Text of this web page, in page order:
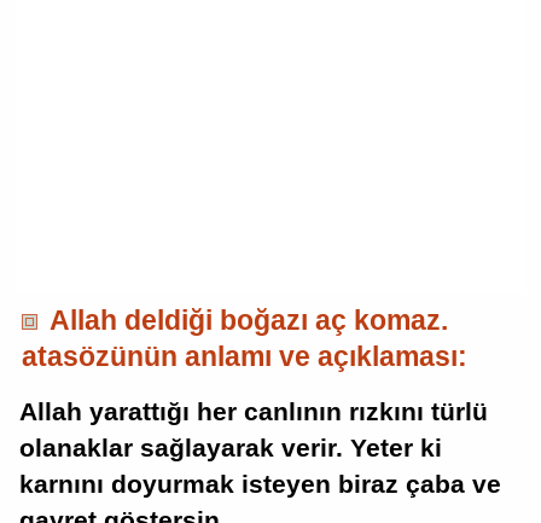
Allah deldiği boğazı aç komaz.
atasözünün anlamı ve açıklaması:
Allah yarattığı her canlının rızkını türlü
olanaklar sağlayarak verir. Yeter ki
karnını doyurmak isteyen biraz çaba ve